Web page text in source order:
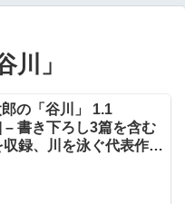
川」
の「谷川」 1.1
– 書き下ろし3篇を含む
録、川を泳ぐ代表作の